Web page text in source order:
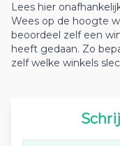
Lees hier
Wees op de hoogte
beoordeel zelf een
heeft gedaan. Zo
zelf welke winkels